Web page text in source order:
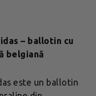
– ballotin cu
belgiană
este un ballotin